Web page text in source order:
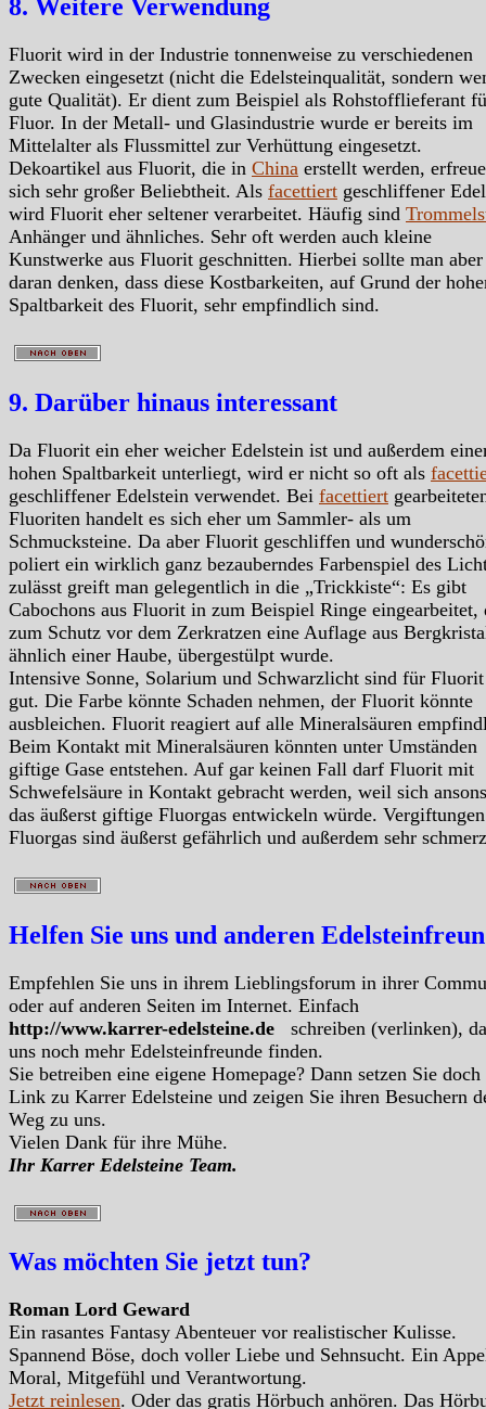
8. Weitere Verwendung
Fluorit wird in der Industrie tonnenweise zu verschiedenen
Zwecken eingesetzt (nicht die Edelsteinqualität, sondern
gute Qualität). Er dient zum Beispiel als Rohstofflieferant
Fluor. In der Metall- und Glasindustrie wurde er bereits im
Mittelalter als Flussmittel zur Verhüttung eingesetzt.
Dekoartikel aus Fluorit, die in China erstellt werden,
sich sehr großer Beliebtheit. Als facettiert geschliffener
wird Fluorit eher seltener verarbeitet. Häufig sind
Anhänger und ähnliches. Sehr oft werden auch kleine
Kunstwerke aus Fluorit geschnitten. Hierbei sollte man aber
daran denken, dass diese Kostbarkeiten, auf Grund der
Spaltbarkeit des Fluorit, sehr empfindlich sind.
9. Darüber hinaus interessant
Da Fluorit ein eher weicher Edelstein ist und außerdem
hohen Spaltbarkeit unterliegt, wird er nicht so oft als
geschliffener Edelstein verwendet. Bei facettiert
Fluoriten handelt es sich eher um Sammler- als um
Schmucksteine. Da aber Fluorit geschliffen und
poliert ein wirklich ganz bezauberndes Farbenspiel des
zulässt greift man gelegentlich in die „Trickkiste“: Es gibt
Cabochons aus Fluorit in zum Beispiel Ringe eingearbeitet,
zum Schutz vor dem Zerkratzen eine Auflage aus
ähnlich einer Haube, übergestülpt wurde.
Intensive Sonne, Solarium und Schwarzlicht sind für
gut. Die Farbe könnte Schaden nehmen, der Fluorit könnte
ausbleichen. Fluorit reagiert auf alle Mineralsäuren
Beim Kontakt mit Mineralsäuren könnten unter Umständen
giftige Gase entstehen. Auf gar keinen Fall darf Fluorit mit
Schwefelsäure in Kontakt gebracht werden, weil sich
das äußerst giftige Fluorgas entwickeln würde.
Fluorgas sind äußerst gefährlich und außerdem sehr
Helfen Sie uns und anderen
Empfehlen Sie uns in ihrem Lieblingsforum in ihrer
oder auf anderen Seiten im Internet. Einfach
http://www.karrer-edelsteine.de
schreiben (verlinken),
uns noch mehr Edelsteinfreunde finden.
Sie betreiben eine eigene Homepage? Dann setzen Sie doch
Link zu Karrer Edelsteine und zeigen Sie ihren Besuchern
Weg zu uns.
Vielen Dank für ihre Mühe.
Ihr Karrer Edelsteine Team.
Was möchten Sie jetzt tun?
Roman Lord Geward
Ein rasantes Fantasy Abenteuer vor realistischer Kulisse.
Spannend Böse, doch voller Liebe und Sehnsucht. Ein
Moral, Mitgefühl und Verantwortung.
Jetzt reinlesen. Oder das gratis Hörbuch anhören. Das